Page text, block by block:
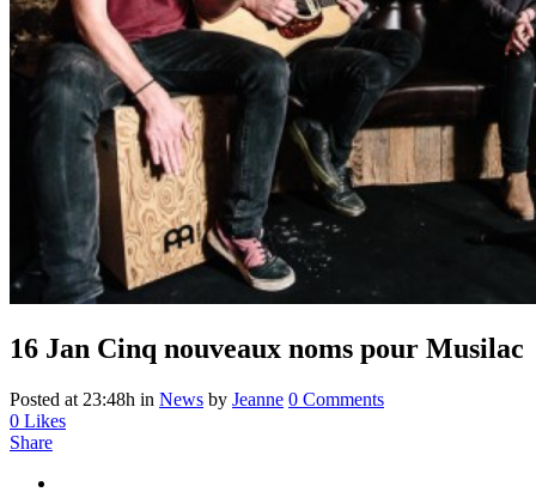
16 Jan Cinq nouveaux noms pour Musilac
Posted at 23:48h in News by Jeanne 0 Comments
0 Likes
Share